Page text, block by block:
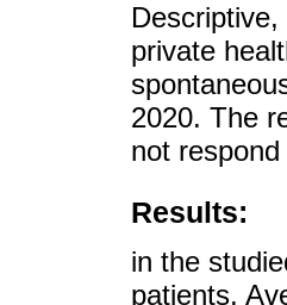
private
2020. The
not
Results:
in the
patients.